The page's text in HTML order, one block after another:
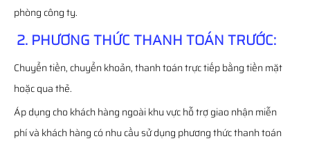
phòng công ty.
2. PHƯƠNG THỨC THANH TOÁN TRƯỚC:
Chuyển tiền, chuyển khoản, thanh toán trực tiếp bằng tiền mặt
hoặc qua thẻ.
Áp dụng cho khách hàng ngoài khu vực hỗ trợ giao nhận miễn
phí và khách hàng có nhu cầu sử dụng phương thức thanh toán